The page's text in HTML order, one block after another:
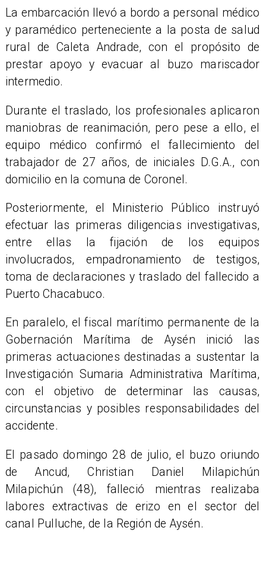
La embarcación llevó a bordo a personal médico
y paramédico perteneciente a la posta de salud
rural de Caleta Andrade, con el propósito de
prestar apoyo y evacuar al buzo mariscador
intermedio.
​Durante el traslado, los profesionales aplicaron
maniobras de reanimación, pero pese a ello, el
equipo médico confirmó el fallecimiento del
trabajador de 27 años, de iniciales D.G.A., con
domicilio en la comuna de Coronel.
Posteriormente, el Ministerio Público instruyó
efectuar las primeras diligencias investigativas,
entre ellas la fijación de los equipos
involucrados, empadronamiento de testigos,
toma de declaraciones y traslado del fallecido a
Puerto Chacabuco.
​En paralelo, el fiscal marítimo permanente de la
Gobernación Marítima de Aysén inició las
primeras actuaciones destinadas a sustentar la
Investigación Sumaria Administrativa Marítima,
con el objetivo de determinar las causas,
circunstancias y posibles responsabilidades del
accidente.
El pasado domingo 28 de julio, el buzo oriundo
de Ancud, Christian Daniel Milapichún
Milapichún (48), falleció mientras realizaba
labores extractivas de erizo en el sector del
canal Pulluche, de la Región de Aysén.